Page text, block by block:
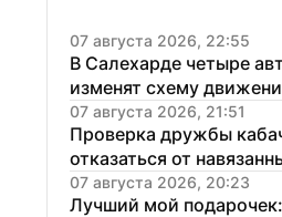
07 августа 2026, 22:55
В Салехарде четыре
изменят схему
07 августа 2026, 21:51
Проверка дружбы
отказаться от
07 августа 2026, 20:23
Лучший мой